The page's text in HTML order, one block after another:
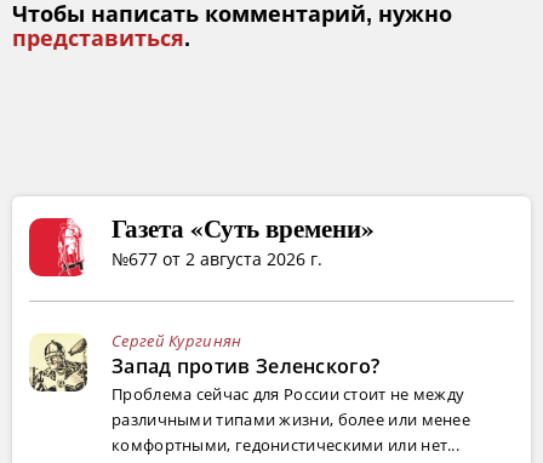
Чтобы написать комментарий, нужно
представиться.
Газета «Суть времени»
№677 от 2 августа 2026 г.
Сергей Кургинян
Запад против Зеленского?
Проблема сейчас для России стоит не между
различными типами жизни, более или менее
комфортными, гедонистическими или нет...